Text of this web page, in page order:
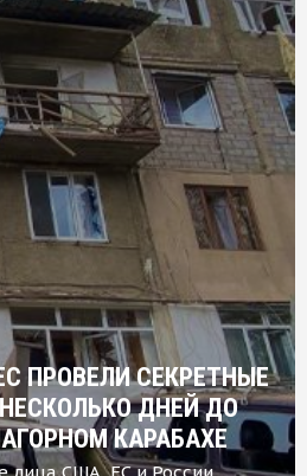
ПРОВЕЛИ СЕКРЕТНЫЕ
ДНЕЙ ДО
КАРАБАХЕ
лица США, ЕС и России